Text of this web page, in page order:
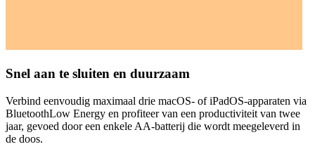
Snel aan te sluiten en duurzaam
Verbind eenvoudig maximaal drie macOS- of iPadOS-apparaten via
BluetoothLow Energy en profiteer van een productiviteit van twee
jaar, gevoed door een enkele AA-batterij die wordt meegeleverd in
de doos.